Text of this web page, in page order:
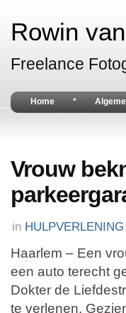
Rowin
Freelance
Home *
Vrouw
in HULPVERLENING
Haarlem – Een
een auto terecht
Dokter de
te verlenen.